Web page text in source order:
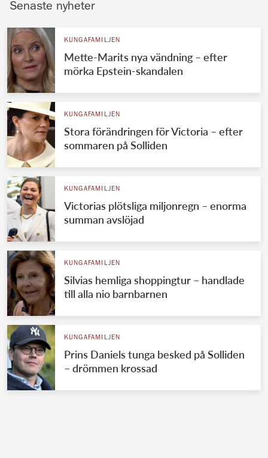
Senaste nyheter
KUNGAFAMILJEN
Mette-Marits nya vändning – efter
mörka Epstein-skandalen
KUNGAFAMILJEN
Stora förändringen för Victoria – efter
sommaren på Solliden
KUNGAFAMILJEN
Victorias plötsliga miljonregn – enorma
summan avslöjad
KUNGAFAMILJEN
Silvias hemliga shoppingtur – handlade
till alla nio barnbarnen
KUNGAFAMILJEN
Prins Daniels tunga besked på Solliden
– drömmen krossad